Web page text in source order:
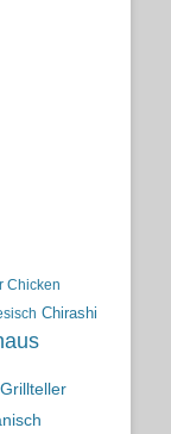
Chicken
Chirashi
Grillteller